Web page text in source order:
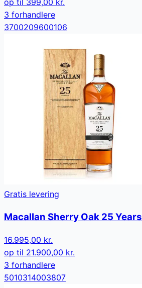
3 forhandlere
3700209600106
Gratis levering
Macallan Sherry Oak 25 Years
16.995,00 kr.
op til 21.900,00 kr.
3 forhandlere
5010314003807